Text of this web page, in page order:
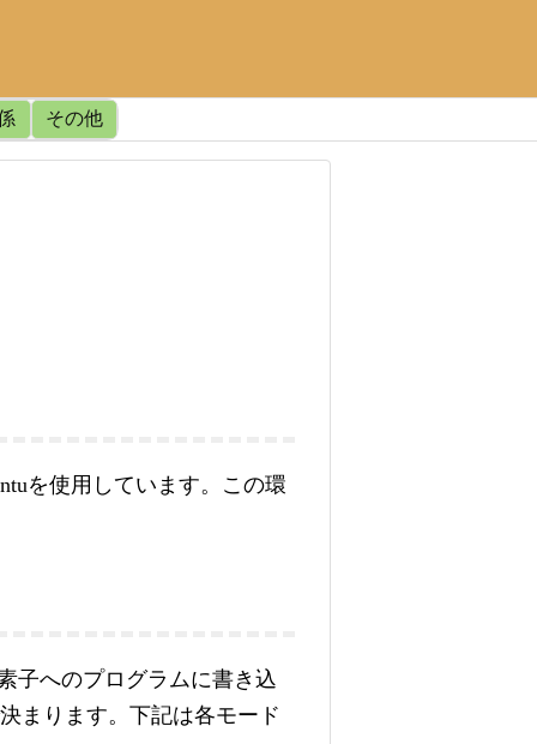
その他
を使用しています。この環
子へのプログラムに書き込
まります。下記は各モード